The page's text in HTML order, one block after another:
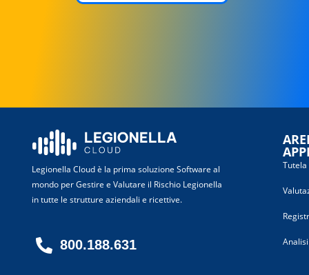
Legionella Cloud è la prima soluzione Software al
mondo per Gestire e Valutare il Rischio Legionella
in tutte le strutture aziendali e ricettive.
800.188.631
Tutela